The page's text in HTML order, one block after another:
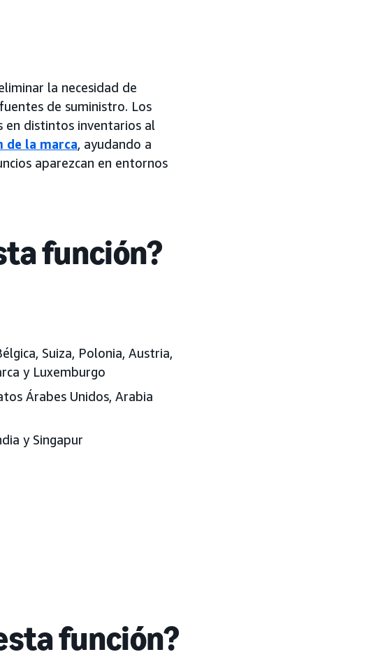
la necesidad de
de suministro. Los
en distintos inventarios al
de la marca, ayudando a
aparezcan en entornos
función?
Suiza, Polonia, Austria,
y Luxemburgo
Árabes Unidos, Arabia
y Singapur
función?